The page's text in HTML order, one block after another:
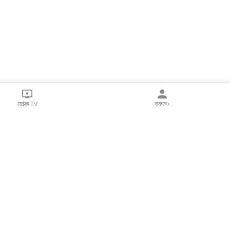
लाईव्ह TV सकाळ+